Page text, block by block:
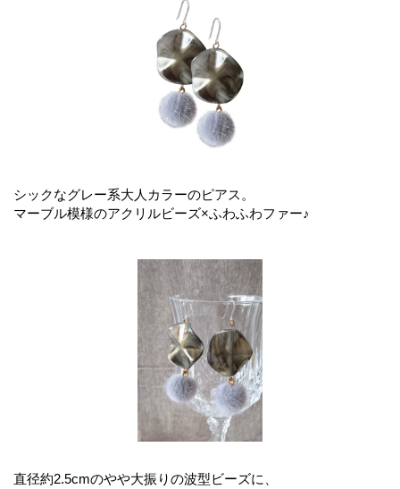
シックなグレー系大人カラーのピアス。
マーブル模様のアクリルビーズ×ふわふわファー♪
直径約2.5cmのやや大振りの波型ビーズに、